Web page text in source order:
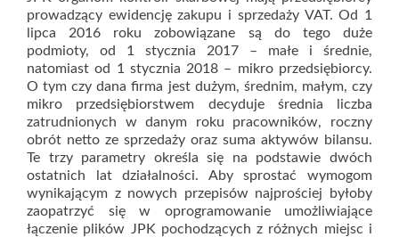
prowadzący ewidencję zakupu i sprzedaży VAT. Od 1
lipca 2016 roku zobowiązane są do tego duże
podmioty, od 1 stycznia 2017 – małe i średnie,
natomiast od 1 stycznia 2018 – mikro przedsiębiorcy.
O tym czy dana firma jest dużym, średnim, małym, czy
mikro przedsiębiorstwem decyduje średnia liczba
zatrudnionych w danym roku pracowników, roczny
obrót netto ze sprzedaży oraz suma aktywów bilansu.
Te trzy parametry określa się na podstawie dwóch
ostatnich lat działalności. Aby sprostać wymogom
wynikającym z nowych przepisów najprościej byłoby
zaopatrzyć się w oprogramowanie umożliwiające
łączenie plików JPK pochodzących z różnych miejsc i